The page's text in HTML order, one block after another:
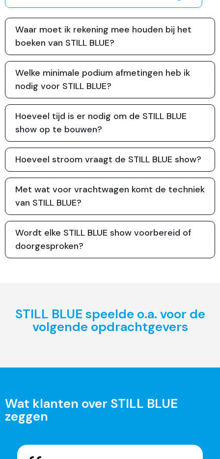
Waar moet ik rekening mee houden bij het
boeken van STILL BLUE?
Welke minimale podium afmetingen heb ik
nodig voor STILL BLUE?
Hoeveel tijd is er nodig om de STILL BLUE
show op te bouwen?
Hoeveel stroom vraagt de STILL BLUE show?
Met wat voor vrachtwagen komt de techniek
van STILL BLUE?
Wordt elke STILL BLUE show voorbereid of
doorgesproken?
STILL BLUE speelde o.a. voor de
volgende opdrachtgevers
Wat klanten over STILL BLUE
zeggen